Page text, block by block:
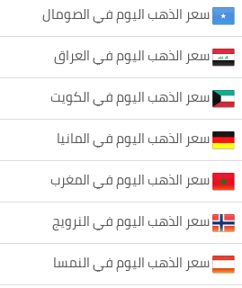
سعر الذهب اليوم في الصومال
سعر الذهب اليوم في العراق
سعر الذهب اليوم في الكويت
سعر الذهب اليوم في المانيا
سعر الذهب اليوم في المغرب
سعر الذهب اليوم في النرويج
سعر الذهب اليوم في النمسا